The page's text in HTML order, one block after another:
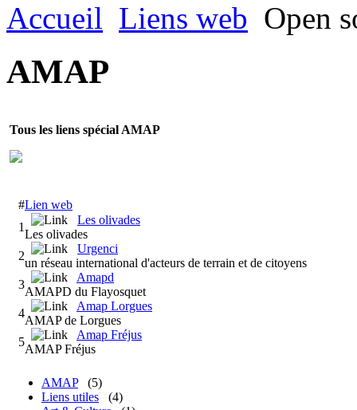
Accueil Liens web Open
AMAP
Tous les liens spécial AMAP
#Lien web
1
Les olivades
Les olivades
2
Urgenci
un réseau international d'acteurs de terrain et de citoyens
3
Amapd
AMAPD du Flayosquet
4
Amap Lorgues
AMAP de Lorgues
5
Amap Fréjus
AMAP Fréjus
AMAP
(5)
Liens utiles
(4)